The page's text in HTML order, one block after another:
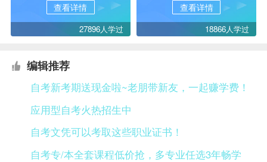
查看详情
27896人学过
查看详情
18866人学过
编辑推荐
自考新考期送现金啦~老朋带新友，一起赚学费！
应用型自考火热招生中
自考文凭可以考取这些职业证书！
自考专/本全套课程低价抢，多专业任选3年畅学